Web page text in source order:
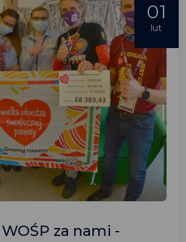
01
lut
WOŚP za nami -